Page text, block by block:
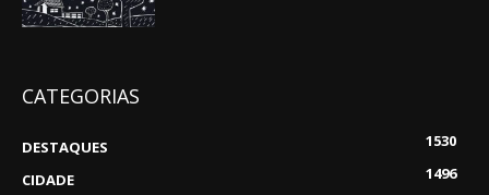
CATEGORIAS
DESTAQUES
1530
CIDADE
1496